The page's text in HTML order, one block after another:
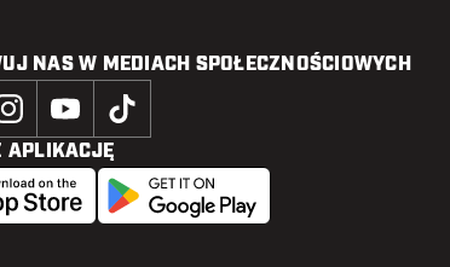
NAS W MEDIACH SPOŁECZNOŚCIOWYCH
APLIKACJĘ